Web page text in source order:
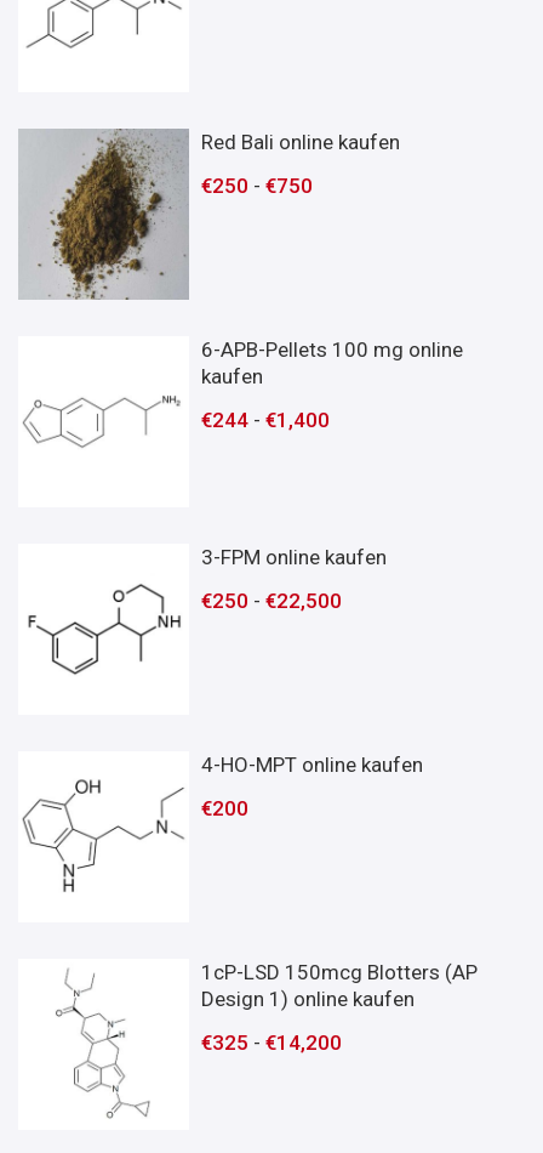
Red Bali online kaufen
€250 -€750
6-APB-Pellets 100 mg online
kaufen
€244 -€1,400
3-FPM online kaufen
€250 -€22,500
4-HO-MPT online kaufen
€200
1cP-LSD 150mcg Blotters (AP
Design 1) online kaufen
€325 -€14,200